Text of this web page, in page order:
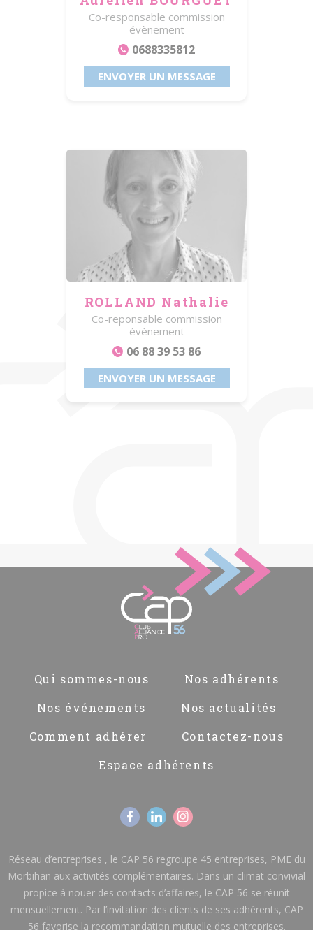
Co-responsable commission
évènement
0688335812
ENVOYER UN MESSAGE
ROLLAND Nathalie
Co-reponsable commission
évènement
06 88 39 53 86
ENVOYER UN MESSAGE
Qui sommes-nous
Nos adhérents
Nos événements
Nos actualités
Comment adhérer
Contactez-nous
Espace adhérents
Réseau d’entreprises , le CAP 56 regroupe 45 entreprises, PME du
Morbihan aux activités complémentaires. Dans un climat convivial
propice à nouer des contacts d’affaires, le CAP 56 se réunit
mensuellement. Par l’invitation des clients de ses adhérents, CAP
56 favorise la recommandation mutuelle des entreprises.